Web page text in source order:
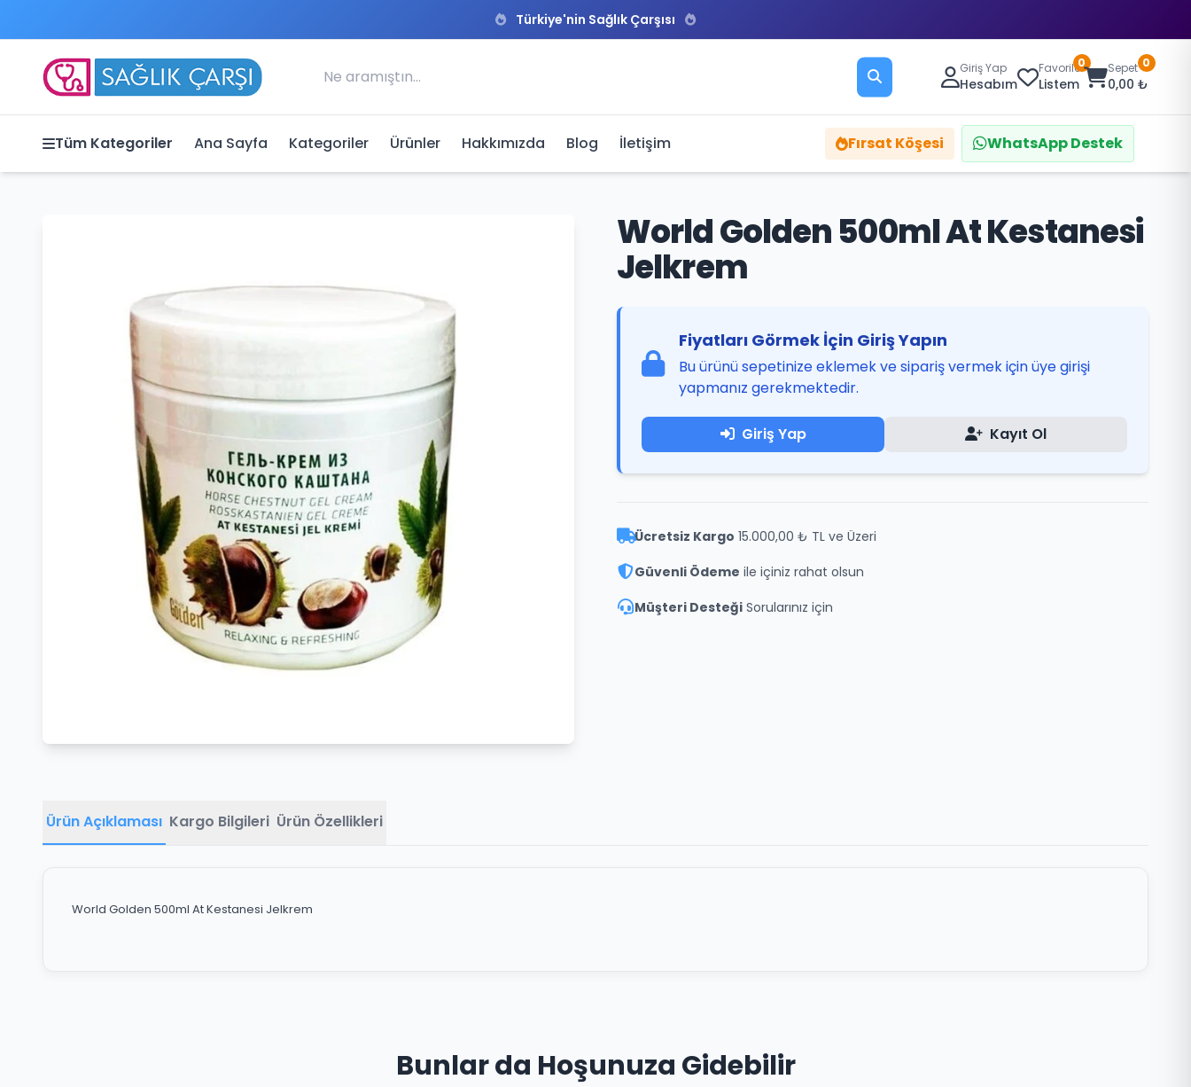
Türkiye'nin Sağlık Çarşısı
Giriş Yap
Hesabım
Favoriler
Listem
0 Sepet
0,00 ₺
0
Tüm Kategoriler Ana Sayfa Kategoriler Ürünler Hakkımızda Blog İletişim Fırsat Köşesi WhatsApp Destek
World Golden 500ml At Kestanesi
Jelkrem
Fiyatları Görmek İçin Giriş Yapın
Bu ürünü sepetinize eklemek ve sipariş vermek için üye girişi
yapmanız gerekmektedir.
Giriş Yap Kayıt Ol
Ücretsiz Kargo 15.000,00 ₺ TL ve Üzeri
Güvenli Ödeme ile içiniz rahat olsun
Müşteri Desteği Sorularınız için
Ürün Açıklaması Kargo Bilgileri Ürün Özellikleri
World Golden 500ml At Kestanesi Jelkrem
Bunlar da Hoşunuza Gidebilir